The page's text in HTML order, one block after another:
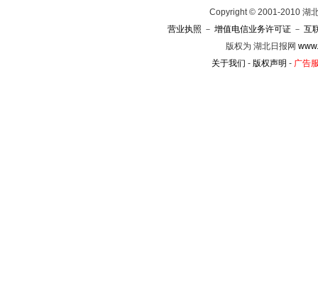
Copyright © 2001-2010 湖
营业执照 － 增值电信业务许可证 － 互
版权为 湖北日报网
关于我们 - 版权声明 - 广告